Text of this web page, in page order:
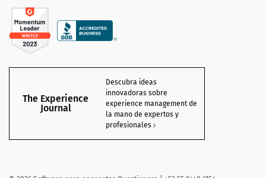
The Experience
Journal
Descubra ideas
innovadoras sobre
experience management de
la mano de expertos y
profesionales